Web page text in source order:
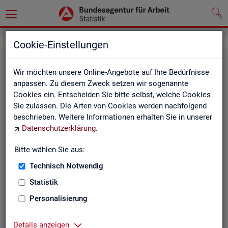
Cookie-Einstellungen
Wir möchten unsere Online-Angebote auf Ihre Bedürfnisse
anpassen. Zu diesem Zweck setzen wir sogenannte
Cookies ein. Entscheiden Sie bitte selbst, welche Cookies
Sie zulassen. Die Arten von Cookies werden nachfolgend
beschrieben. Weitere Informationen erhalten Sie in unserer
Datenschutzerklärung.
Bitte wählen Sie aus:
Technisch Notwendig
Statistik
Personalisierung
Details anzeigen
Ge­set­ze und Ver­ord­nun­gen
Die Gesetze und Verordnungen, die der Arbeit der
Statistik der BA zugrunde liegen, finden Sie hier.